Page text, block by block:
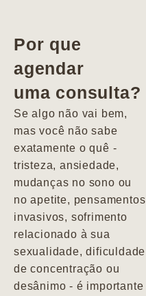
Por que
agendar
uma consulta?
Se algo não vai bem,
mas você não sabe
exatamente o quê -
tristeza, ansiedade,
mudanças no sono ou
no apetite, pensamentos
invasivos, sofrimento
relacionado à sua
sexualidade, dificuldade
de concentração ou
desânimo - é importante